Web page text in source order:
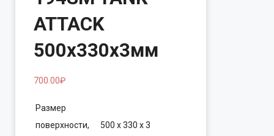
ATTACK
500х330х3мм
700.00₽
Размер
поверхности,
500 х 330 х 3